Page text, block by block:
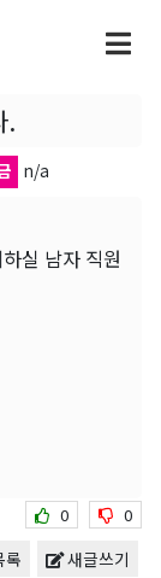
.
n/a
실 남자 직원
0 0
새글쓰기
록